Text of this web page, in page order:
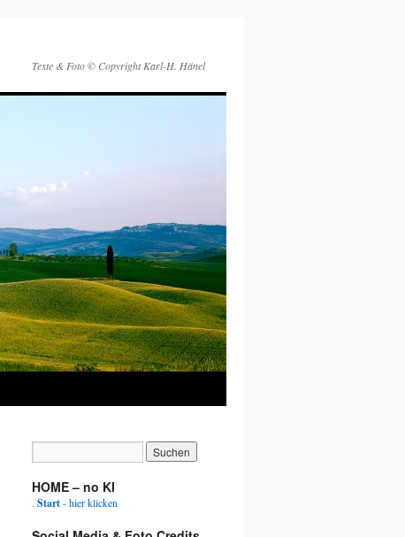
Texte & Foto © Copyright Karl-H. Hänel
HOME – no KI
. Start- hier klicken